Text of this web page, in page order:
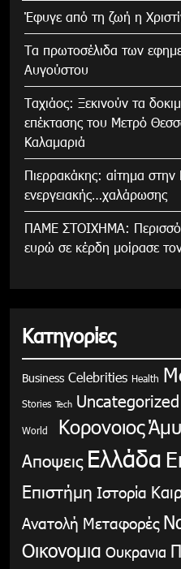
Έφυγε από τη ζωή η
Τα πρωτοσέλιδα των
Αυγούστου
Tαχιάος: Ξεκινούν τα
επέκτασης του Μετρό
Καλαμαριά
Πιερρακάκης: αίτημα στην
ενεργειακής…χαλάρωσης
ΠΑΜΕ ΣΤΟΙΧΗΜΑ:
ευρώ σε κέρδη μοίρασε
Κατηγορίες
Business Celebrities Health
Stories Tech Uncategorized
World Κορονοιος
Αποψεις Ελλάδα
Επιστήμη Ιστορία
Ανατολή Μεταφορές
Οικονομια Ουκρανια